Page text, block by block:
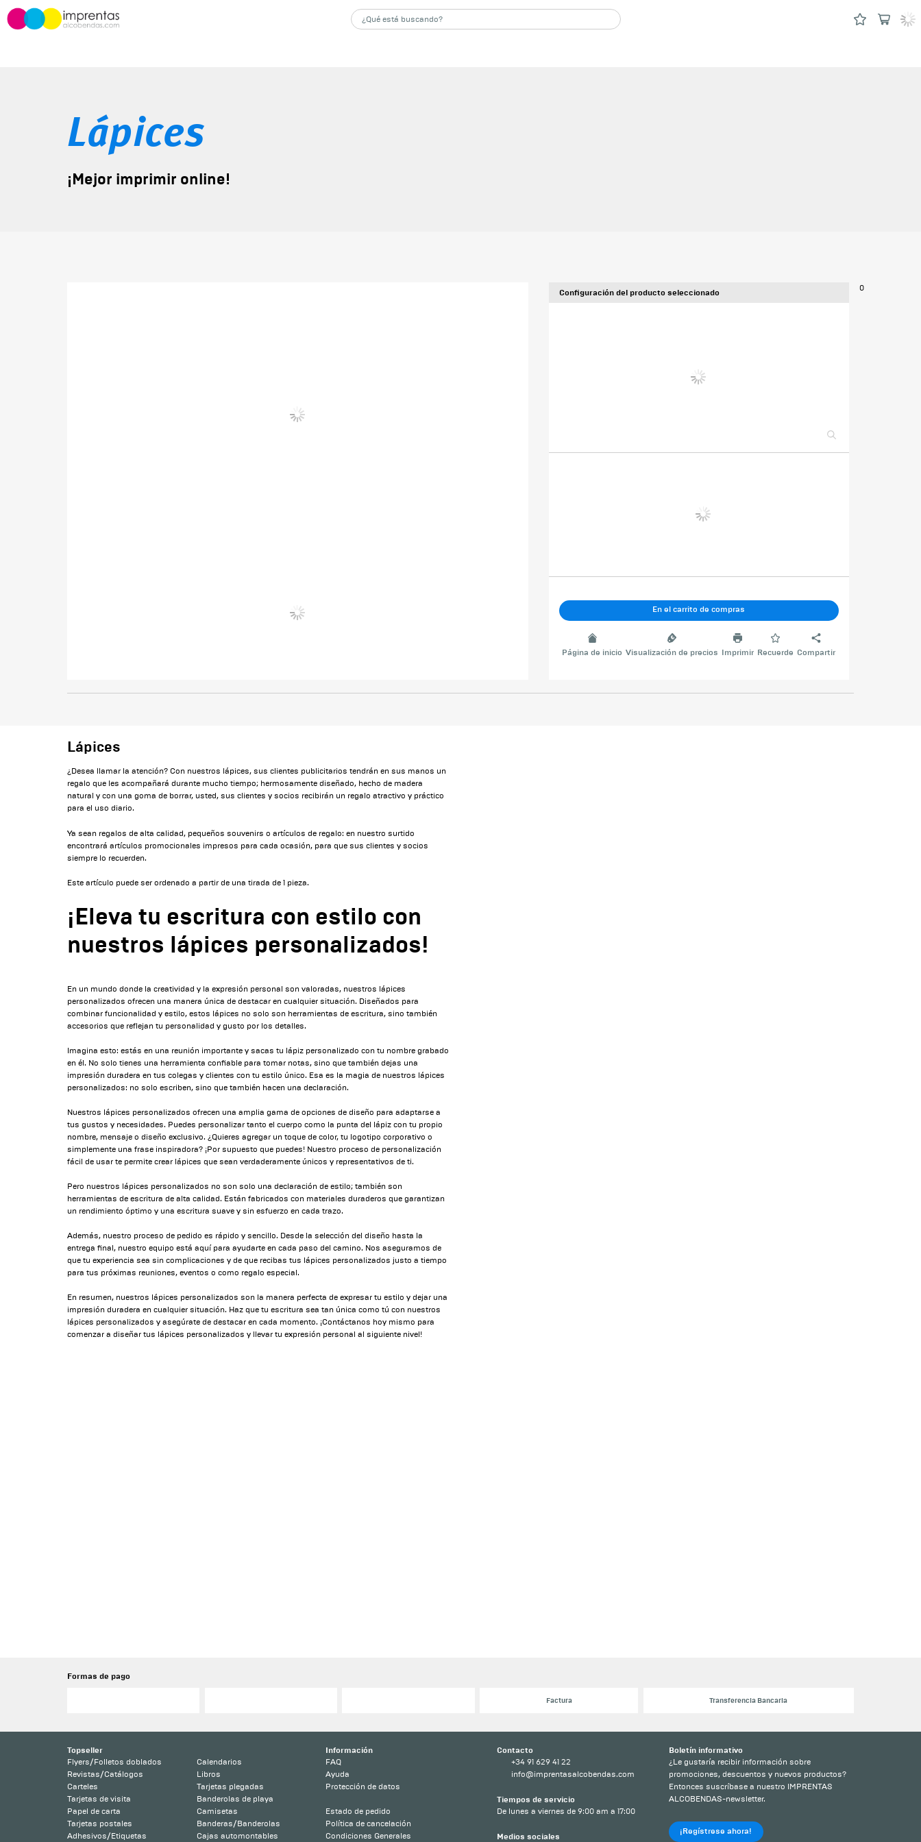
Lápices
¡Mejor imprimir online!
Configuración del producto seleccionado
En el carrito de compras
Página de inicio Visualización de precios Imprimir Recuerde Compartir
0
Lápices
¿Desea llamar la atención? Con nuestros lápices, sus clientes publicitarios tendrán en sus manos un
regalo que les acompañará durante mucho tiempo; hermosamente diseñado, hecho de madera
natural y con una goma de borrar, usted, sus clientes y socios recibirán un regalo atractivo y práctico
para el uso diario.
Ya sean regalos de alta calidad, pequeños souvenirs o artículos de regalo: en nuestro surtido
encontrará artículos promocionales impresos para cada ocasión, para que sus clientes y socios
siempre lo recuerden.
Este artículo puede ser ordenado a partir de una tirada de 1 pieza.
¡Eleva tu escritura con estilo con
nuestros lápices personalizados!
En un mundo donde la creatividad y la expresión personal son valoradas, nuestros lápices
personalizados ofrecen una manera única de destacar en cualquier situación. Diseñados para
combinar funcionalidad y estilo, estos lápices no solo son herramientas de escritura, sino también
accesorios que reflejan tu personalidad y gusto por los detalles.
Imagina esto: estás en una reunión importante y sacas tu lápiz personalizado con tu nombre grabado
en él. No solo tienes una herramienta confiable para tomar notas, sino que también dejas una
impresión duradera en tus colegas y clientes con tu estilo único. Esa es la magia de nuestros lápices
personalizados: no solo escriben, sino que también hacen una declaración.
Nuestros lápices personalizados ofrecen una amplia gama de opciones de diseño para adaptarse a
tus gustos y necesidades. Puedes personalizar tanto el cuerpo como la punta del lápiz con tu propio
nombre, mensaje o diseño exclusivo. ¿Quieres agregar un toque de color, tu logotipo corporativo o
simplemente una frase inspiradora? ¡Por supuesto que puedes! Nuestro proceso de personalización
fácil de usar te permite crear lápices que sean verdaderamente únicos y representativos de ti.
Pero nuestros lápices personalizados no son solo una declaración de estilo; también son
herramientas de escritura de alta calidad. Están fabricados con materiales duraderos que garantizan
un rendimiento óptimo y una escritura suave y sin esfuerzo en cada trazo.
Además, nuestro proceso de pedido es rápido y sencillo. Desde la selección del diseño hasta la
entrega final, nuestro equipo está aquí para ayudarte en cada paso del camino. Nos aseguramos de
que tu experiencia sea sin complicaciones y de que recibas tus lápices personalizados justo a tiempo
para tus próximas reuniones, eventos o como regalo especial.
En resumen, nuestros lápices personalizados son la manera perfecta de expresar tu estilo y dejar una
impresión duradera en cualquier situación. Haz que tu escritura sea tan única como tú con nuestros
lápices personalizados y asegúrate de destacar en cada momento. ¡Contáctanos hoy mismo para
comenzar a diseñar tus lápices personalizados y llevar tu expresión personal al siguiente nivel!
Formas de pago
Factura Transferencia Bancaria
Topseller
Flyers/Folletos doblados
Revistas/Catálogos
Carteles
Tarjetas de visita
Papel de carta
Tarjetas postales
Adhesivos/Etiquetas
Calendarios
Libros
Tarjetas plegadas
Banderolas de playa
Camisetas
Banderas/Banderolas
Cajas automontables
Información
FAQ
Ayuda
Protección de datos
Estado de pedido
Política de cancelación
Condiciones Generales
Contacto
+34 91 629 41 22
info@imprentasalcobendas.com
Tiempos de servicio
De lunes a viernes de 9:00 am a 17:00
Medios sociales
Boletín informativo
¿Le gustaría recibir información sobre
promociones, descuentos y nuevos productos?
Entonces suscríbase a nuestro IMPRENTAS
ALCOBENDAS-newsletter.
¡Regístrese ahora!